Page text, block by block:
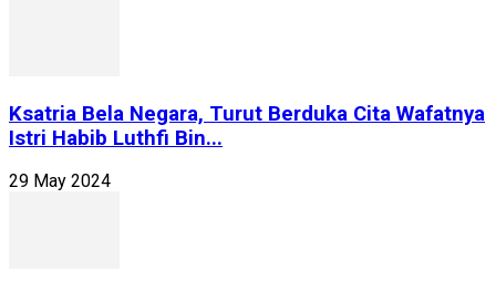
Ksatria Bela Negara, Turut Berduka Cita Wafatnya
Istri Habib Luthfi Bin...
29 May 2024